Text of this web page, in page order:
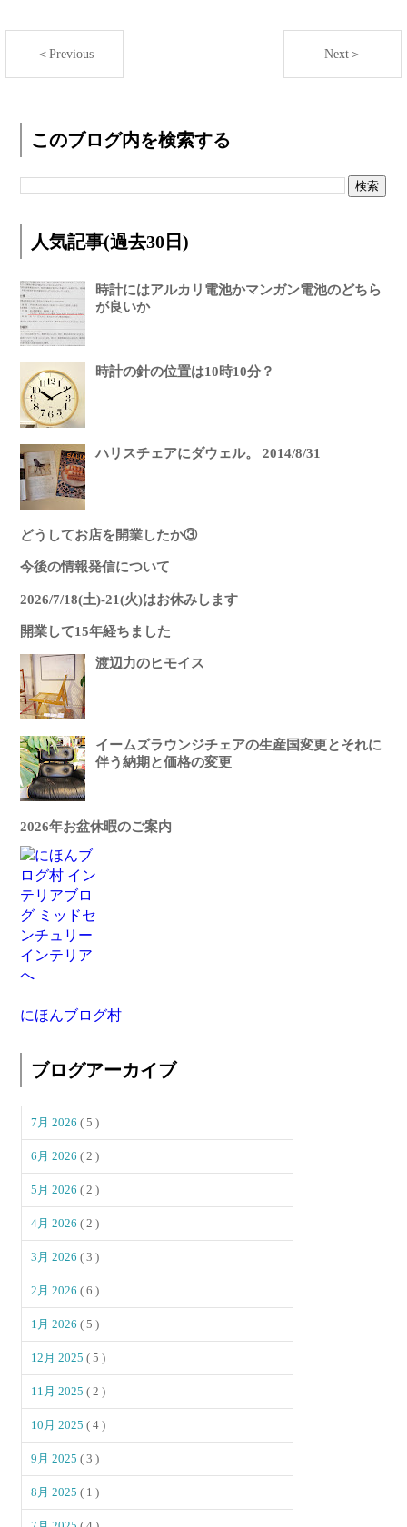
＜Previous Next＞
このブログ内を検索する
人気記事(過去30日)
時計にはアルカリ電池かマンガン電池のどちら
が良いか
時計の針の位置は10時10分？
ハリスチェアにダウェル。 2014/8/31
どうしてお店を開業したか③
今後の情報発信について
2026/7/18(土)-21(火)はお休みします
開業して15年経ちました
渡辺力のヒモイス
イームズラウンジチェアの生産国変更とそれに
伴う納期と価格の変更
2026年お盆休暇のご案内
にほんブログ村
ブログアーカイブ
7月 2026( 5 )
6月 2026( 2 )
5月 2026( 2 )
4月 2026( 2 )
3月 2026( 3 )
2月 2026( 6 )
1月 2026( 5 )
12月 2025( 5 )
11月 2025( 2 )
10月 2025( 4 )
9月 2025( 3 )
8月 2025( 1 )